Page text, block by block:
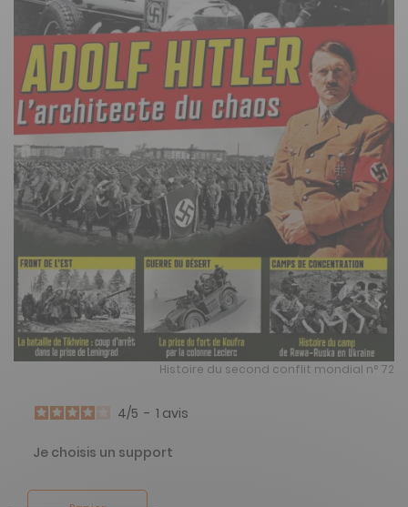
Histoire du second conflit mondial n° 72
4/5 - 1 avis
Je choisis un support